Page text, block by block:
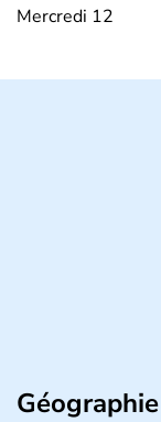
Mercredi 12